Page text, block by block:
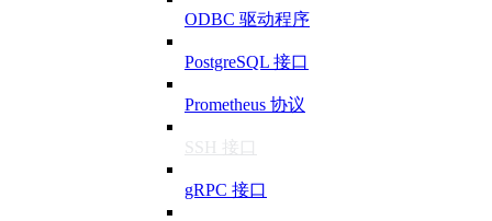
ODBC 驱动程序
PostgreSQL 接口
Prometheus 协议
SSH 接口
gRPC 接口